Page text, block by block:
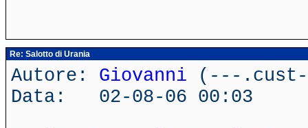
Re: Salotto di Urania
Autore: Giovanni (---
Data: 02-08-06 00:03